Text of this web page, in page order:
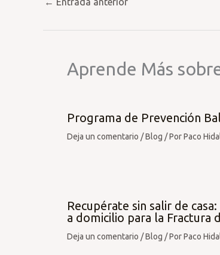
Aprende Más
Programa de Prevención
Deja un comentario /Blog / PorPaco
Recupérate sin salir de
a domicilio para la Fractura
Deja un comentario /Blog / PorPaco